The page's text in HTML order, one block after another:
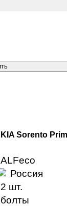
KIA Sorento
ALFeco
Россия
2 шт.
болты